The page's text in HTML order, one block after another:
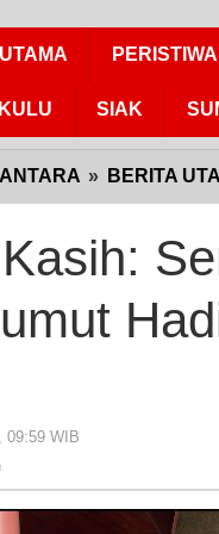
PERISTIWA
SIAK
» BERITA
09:59 WIB